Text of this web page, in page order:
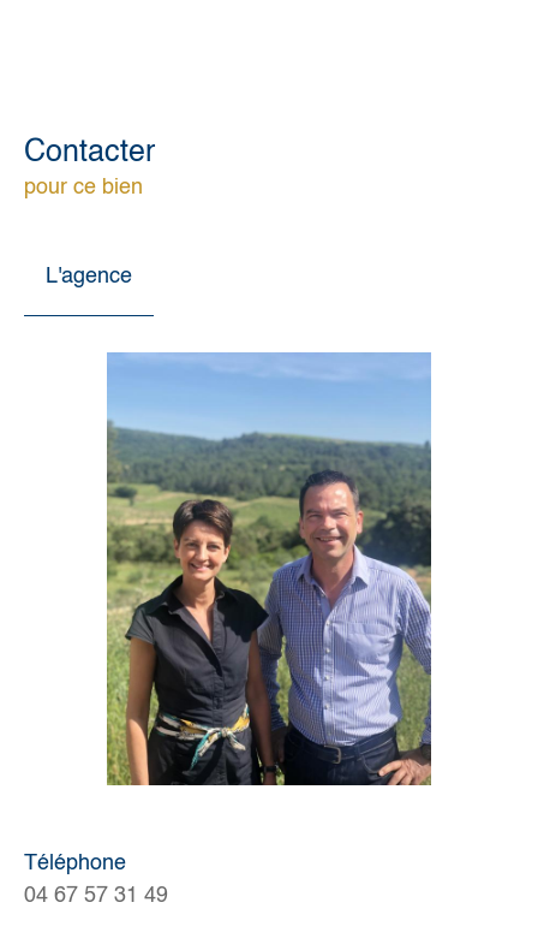
Contacter
pour ce bien
L'agence
Téléphone
04 67 57 31 49